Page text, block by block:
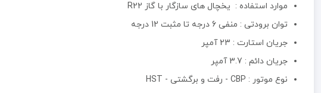
موارد استفاده : یخچال های سازگار با گاز R22
توان برودتی : منفی 6 درجه تا مثبت 12 درجه
جریان استارت : 23 آمپر
جریان دائم : 3.7 آمپر
نوع موتور :‌ CBP - رفت و برگشتی - HST